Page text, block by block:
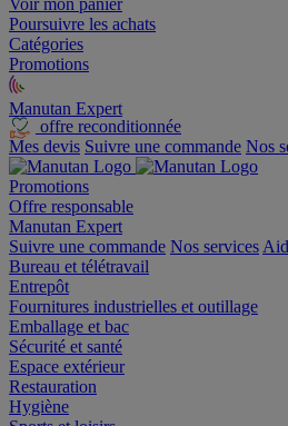
Poursuivre les achats
Catégories
Promotions
Manutan Expert
offre reconditionnée
Mes devis Suivre une commande Nos
Promotions
Offre responsable
Manutan Expert
Suivre une commande Nos services
Bureau et télétravail
Entrepôt
Fournitures industrielles et outillage
Emballage et bac
Sécurité et santé
Espace extérieur
Restauration
Hygiène